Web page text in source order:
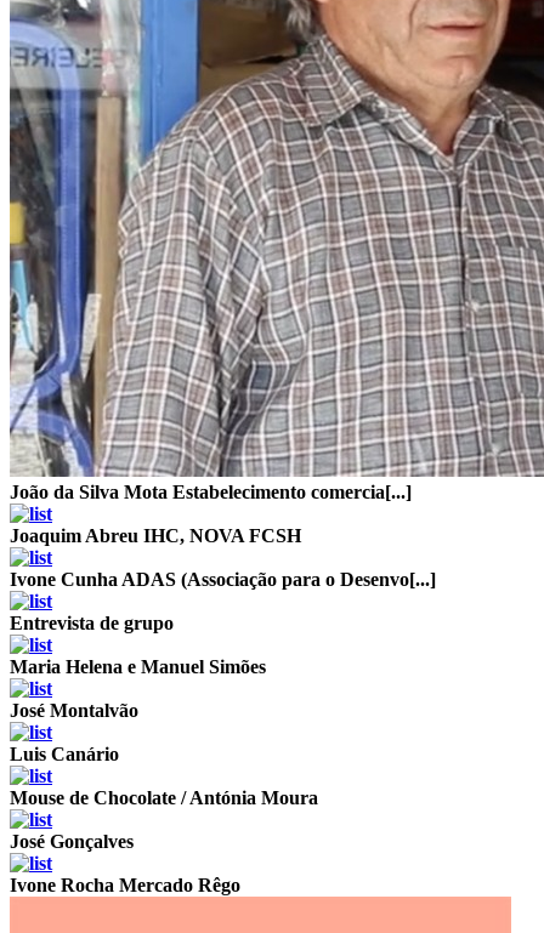
João da Silva Mota Estabelecimento comercia[...]
Joaquim Abreu IHC, NOVA FCSH
Ivone Cunha ADAS (Associação para o Desenvo[...]
Entrevista de grupo
Maria Helena e Manuel Simões
José Montalvão
Luis Canário
Mouse de Chocolate / Antónia Moura
José Gonçalves
Ivone Rocha Mercado Rêgo